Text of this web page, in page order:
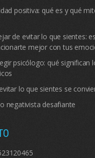
positiva: qué es y qué
de evitar lo que sientes:
mejor con tus
psicólogo: qué significan
lo que sientes se
negativista desafiante